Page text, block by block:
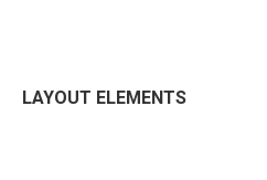
LAYOUT ELEMENTS